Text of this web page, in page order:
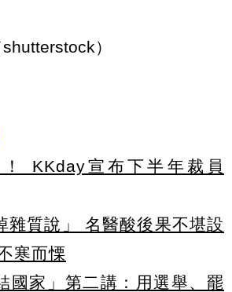
）
KKday宣布下半年裁員
雜質說」 名醫酸後果不堪設
寒而慄
國家」第二講：用選舉、罷